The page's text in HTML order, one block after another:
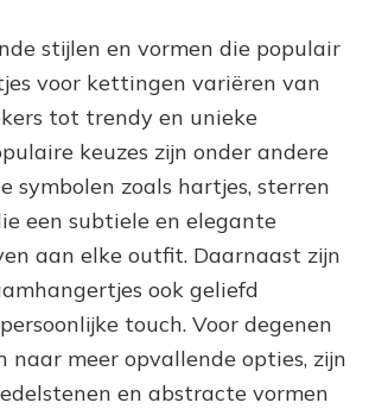
stijlen en vormen die populair
voor kettingen variëren van
tot trendy en unieke
keuzes zijn onder andere
symbolen zoals hartjes, sterren
een subtiele en elegante
aan elke outfit. Daarnaast zijn
ook geliefd
touch. Voor degenen
naar meer opvallende opties, zijn
en abstracte vormen